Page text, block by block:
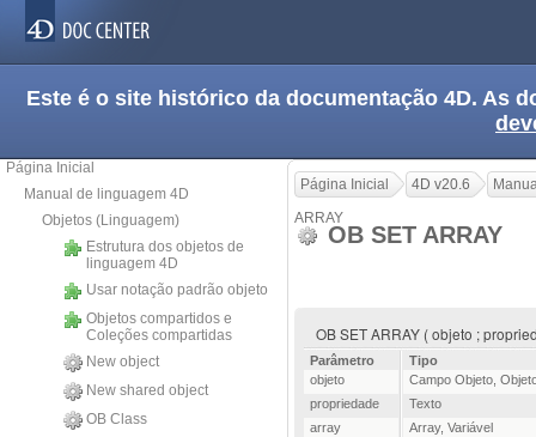
Este é o site histórico da documentação 4D. As
Página Inicial
Manual de linguagem 4D
Objetos (Linguagem)
Estrutura dos objetos de
linguagem 4D
Usar notação padrão objeto
Objetos compartidos e
Coleções compartidas
New object
New shared object
OB Class
Página Inicial 4D v20.6
ARRAY
OB SET ARRAY
OB SET ARRAY ( objeto ;
Parâmetro
Tipo
objeto
Campo Objeto
propriedade
Texto
array
Array, Variável